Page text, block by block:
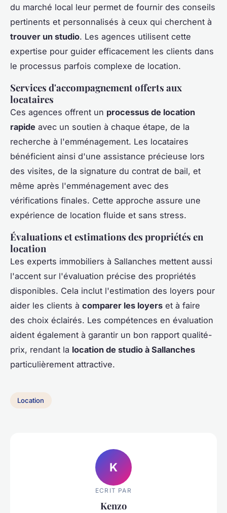
du marché local leur permet de fournir des conseils
pertinents et personnalisés à ceux qui cherchent à
trouver un studio. Les agences utilisent cette
expertise pour guider efficacement les clients dans
le processus parfois complexe de location.
Services d'accompagnement offerts aux
locataires
Ces agences offrent un processus de location
rapide avec un soutien à chaque étape, de la
recherche à l'emménagement. Les locataires
bénéficient ainsi d'une assistance précieuse lors
des visites, de la signature du contrat de bail, et
même après l'emménagement avec des
vérifications finales. Cette approche assure une
expérience de location fluide et sans stress.
Évaluations et estimations des propriétés en
location
Les experts immobiliers à Sallanches mettent aussi
l'accent sur l'évaluation précise des propriétés
disponibles. Cela inclut l'estimation des loyers pour
aider les clients à comparer les loyers et à faire
des choix éclairés. Les compétences en évaluation
aident également à garantir un bon rapport qualité-
prix, rendant la location de studio à Sallanches
particulièrement attractive.
Location
K
ECRIT PAR
Kenzo